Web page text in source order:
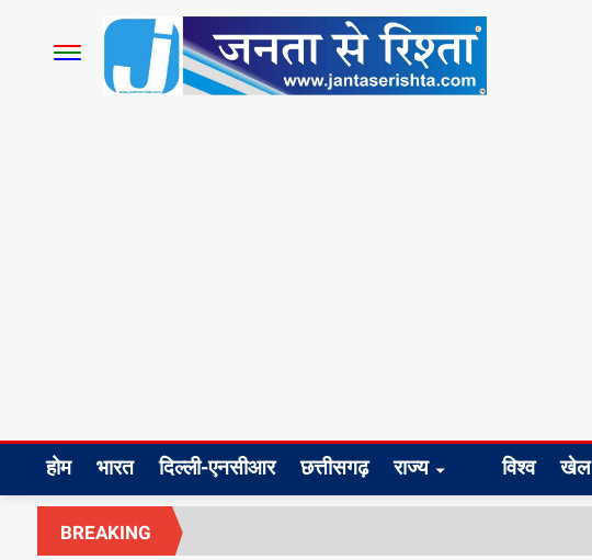
होम भारत दिल्ली-एनसीआर छत्तीसगढ़ राज्य विश्व खेल
BREAKING